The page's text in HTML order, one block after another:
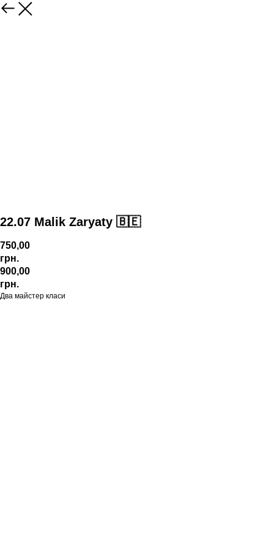
22.07 Malik Zaryaty 🇧🇪
750,00
грн.
900,00
грн.
Два майстер класи